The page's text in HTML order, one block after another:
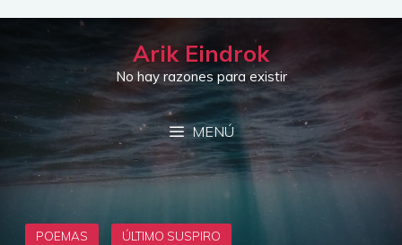
Saltar
contenido
Arik Eindrok
No hay razones para existir
MENÚ